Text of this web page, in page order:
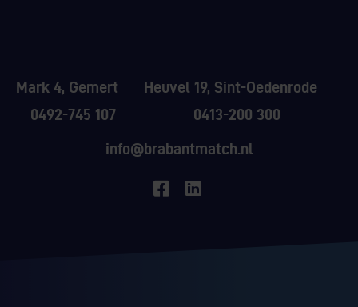
Mark 4, Gemert
0492-745 107
Heuvel 19, Sint-Oedenrode
0413-200 300
info@brabantmatch.nl